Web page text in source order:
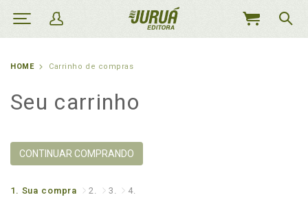
MEU
HOME Carrinho de compras
Seu carrinho
CONTINUAR COMPRANDO
1. Sua compra 2. 3. 4.